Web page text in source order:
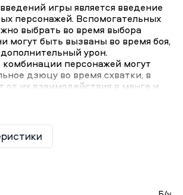
игры является введение
персонажей. Вспомогательных
выбрать во время выбора
могут быть вызваны во время боя,
урон.
персонажей могут
дзюцу во время схватки, в
от их взаимодействия в манге и
Многие техники
обновленных завершенных
вышеупомянутые
перемещаться по участкам